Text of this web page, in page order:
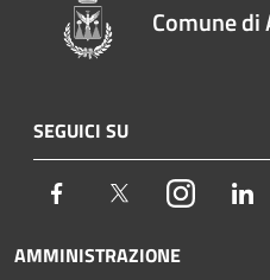
Comune di
SEGUICI SU
Facebook TwitterInstagram
AMMINISTRAZIONE